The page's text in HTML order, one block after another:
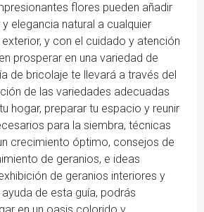
flores pueden añadir
elegancia natural a cualquier
y con el cuidado y atención
prosperar en una variedad de
de bricolaje te llevará a través del
de las variedades adecuadas
hogar, preparar tu espacio y reunir
para la siembra, técnicas
crecimiento óptimo, consejos de
de geranios, e ideas
de geranios interiores y
de esta guía, podrás